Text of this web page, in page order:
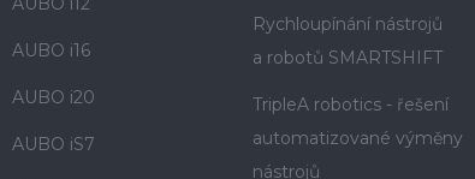
AUBO i16
AUBO i20
AUBO iS7
Rychloupínání nástrojů
a robotů SMARTSHIFT
TripleA robotics - řešení
automatizované výměny
nástrojů